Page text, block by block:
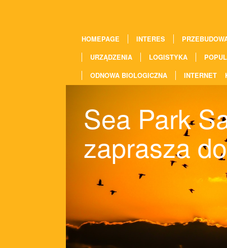
HOMEPAGE INTERES
URZĄDZENIA
LOGISTYKA
ODNOWA BIOLOGICZNA
INTERNET
Sea Park
zaprasza